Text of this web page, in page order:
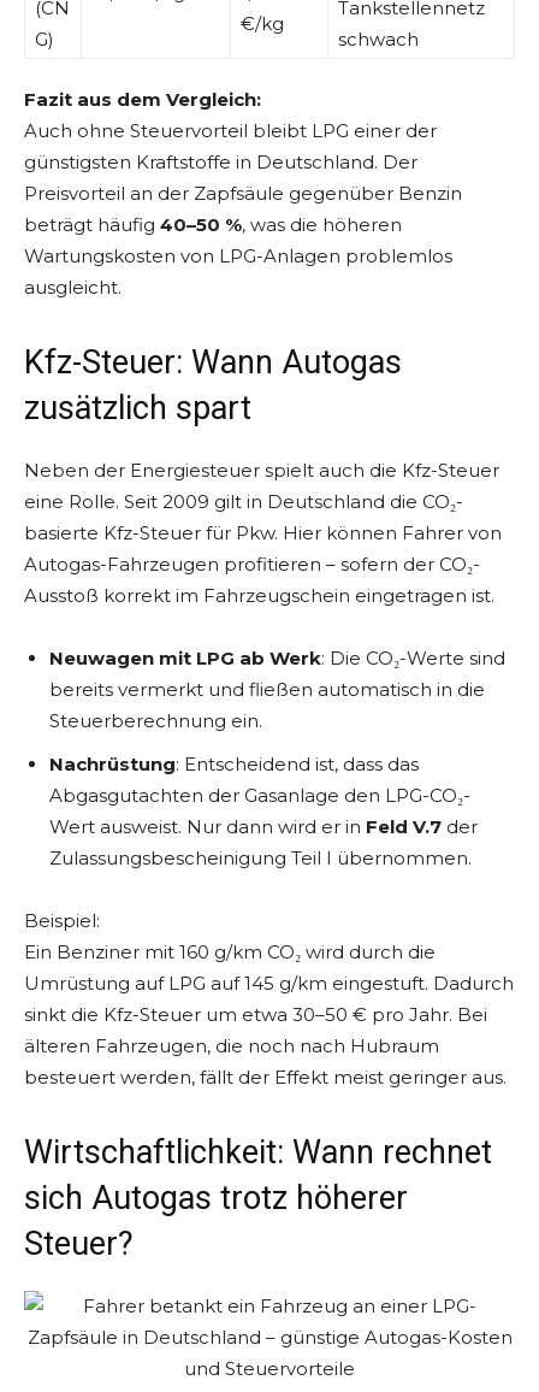
(CN
G)
€/kg
Tankstellennetz
schwach
Fazit aus dem Vergleich:
Auch ohne Steuervorteil bleibt LPG einer der
günstigsten Kraftstoffe in Deutschland. Der
Preisvorteil an der Zapfsäule gegenüber Benzin
beträgt häufig 40–50 %, was die höheren
Wartungskosten von LPG-Anlagen problemlos
ausgleicht.
Kfz-Steuer: Wann Autogas
zusätzlich spart
Neben der Energiesteuer spielt auch die Kfz-Steuer
eine Rolle. Seit 2009 gilt in Deutschland die CO₂-
basierte Kfz-Steuer für Pkw. Hier können Fahrer von
Autogas-Fahrzeugen profitieren – sofern der CO₂-
Ausstoß korrekt im Fahrzeugschein eingetragen ist.
Neuwagen mit LPG ab Werk: Die CO₂-Werte sind
bereits vermerkt und fließen automatisch in die
Steuerberechnung ein.
Nachrüstung: Entscheidend ist, dass das
Abgasgutachten der Gasanlage den LPG-CO₂-
Wert ausweist. Nur dann wird er in Feld V.7 der
Zulassungsbescheinigung Teil I übernommen.
Beispiel:
Ein Benziner mit 160 g/km CO₂ wird durch die
Umrüstung auf LPG auf 145 g/km eingestuft. Dadurch
sinkt die Kfz-Steuer um etwa 30–50 € pro Jahr. Bei
älteren Fahrzeugen, die noch nach Hubraum
besteuert werden, fällt der Effekt meist geringer aus.
Wirtschaftlichkeit: Wann rechnet
sich Autogas trotz höherer
Steuer?